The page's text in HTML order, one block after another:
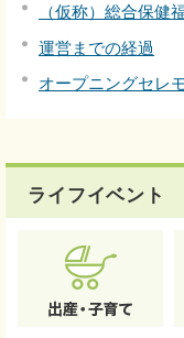
（仮称）総合保健
運営までの経過
オープニングセレ
ライフイベント